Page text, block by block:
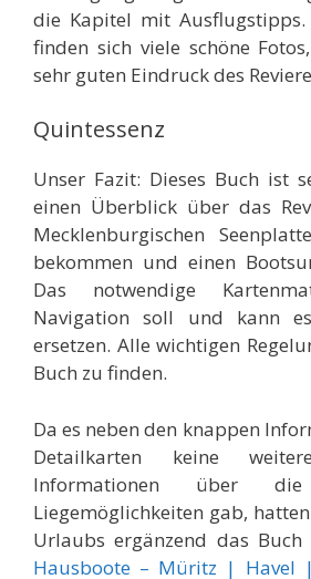
die Kapitel mit
finden sich viele schöne
sehr guten Eindruck des
Quintessenz
Unser Fazit: Dieses Buch ist
einen Überblick über das
Mecklenburgischen
bekommen und einen
Das notwendige
Navigation soll und kann
ersetzen. Alle wichtigen
Buch zu finden.
Da es neben den knappen
Detailkarten keine
Informationen über
Liegemöglichkeiten gab,
Urlaubs ergänzend das Buch
Hausboote – Müritz | Havel